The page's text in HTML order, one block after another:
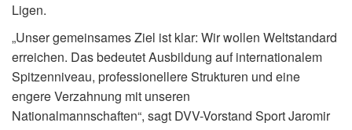
Ligen.
„Unser gemeinsames Ziel ist klar: Wir wollen Weltstandard
erreichen. Das bedeutet Ausbildung auf internationalem
Spitzenniveau, professionellere Strukturen und eine
engere Verzahnung mit unseren
Nationalmannschaften“, sagt DVV-Vorstand Sport Jaromir